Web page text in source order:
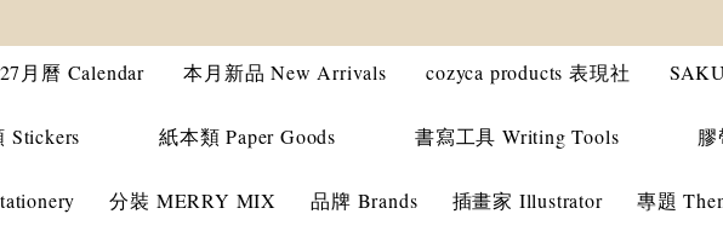
月曆 Calendar 本月新品 New Arrivals cozyca products 表現社
Stickers 紙本類 Paper Goods 書寫工具 Writing Tools 膠
分裝 MERRY MIX 品牌 Brands 插畫家 Illustrator 專題